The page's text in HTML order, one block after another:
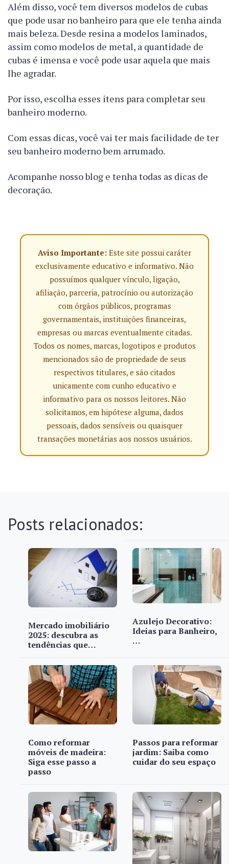
Além disso, você tem diversos modelos de cubas
que pode usar no banheiro para que ele tenha ainda
mais beleza. Desde resina a modelos laminados,
assim como modelos de metal, a quantidade de
cubas é imensa e você pode usar aquela que mais
lhe agradar.
Por isso, escolha esses itens para completar seu
banheiro moderno.
Com essas dicas, você vai ter mais facilidade de ter
seu banheiro moderno bem arrumado.
Acompanhe nosso blog e tenha todas as dicas de
decoração.
Aviso Importante: Este site possui caráter
exclusivamente educativo e informativo. Não
possuímos qualquer vínculo, ligação,
afiliação, parceria, patrocínio ou autorização
com órgãos públicos, programas
governamentais, instituições financeiras,
empresas ou marcas eventualmente citadas.
Todos os nomes, marcas, logotipos e produtos
mencionados são de propriedade de seus
respectivos titulares, e são citados
unicamente com cunho educativo e
informativo para os nossos leitores. Não
solicitamos, em hipótese alguma, dados
pessoais, dados sensíveis ou quaisquer
transações monetárias aos nossos usuários.
Posts relacionados:
Mercado imobiliário
2025: descubra as
tendências que…
Azulejo Decorativo:
Ideias para Banheiro,
…
Como reformar
móveis de madeira:
Siga esse passo a
passo
Passos para reformar
jardim: Saiba como
cuidar do seu espaço